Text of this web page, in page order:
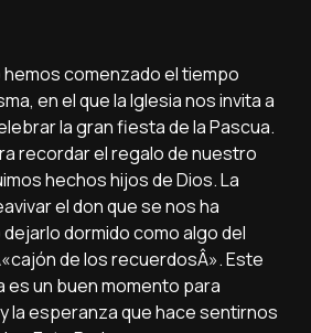
comenzado el tiempo
en el que la Iglesia nos invita a
la gran fiesta de la Pascua.
recordar el regalo de nuestro
hechos hijos de Dios. La
el don que se nos ha
dormido como algo del
de los recuerdosÂ». Este
es un buen momento para
la esperanza que hace sentirnos